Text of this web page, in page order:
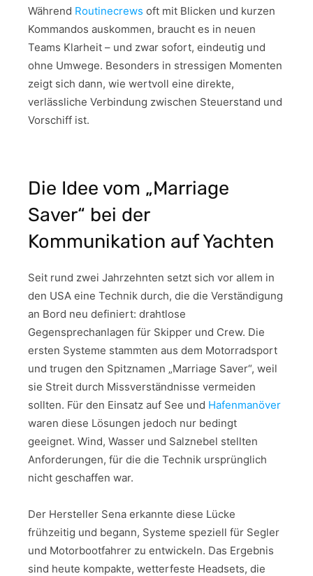
Während Routinecrews oft mit Blicken und kurzen
Kommandos auskommen, braucht es in neuen
Teams Klarheit – und zwar sofort, eindeutig und
ohne Umwege. Besonders in stressigen Momenten
zeigt sich dann, wie wertvoll eine direkte,
verlässliche Verbindung zwischen Steuerstand und
Vorschiff ist.
Die Idee vom „Marriage
Saver“ bei der
Kommunikation auf Yachten
Seit rund zwei Jahrzehnten setzt sich vor allem in
den USA eine Technik durch, die die Verständigung
an Bord neu definiert: drahtlose
Gegensprechanlagen für Skipper und Crew. Die
ersten Systeme stammten aus dem Motorradsport
und trugen den Spitznamen „Marriage Saver“, weil
sie Streit durch Missverständnisse vermeiden
sollten. Für den Einsatz auf See und Hafenmanöver
waren diese Lösungen jedoch nur bedingt
geeignet. Wind, Wasser und Salznebel stellten
Anforderungen, für die die Technik ursprünglich
nicht geschaffen war.
Der Hersteller Sena erkannte diese Lücke
frühzeitig und begann, Systeme speziell für Segler
und Motorbootfahrer zu entwickeln. Das Ergebnis
sind heute kompakte, wetterfeste Headsets, die